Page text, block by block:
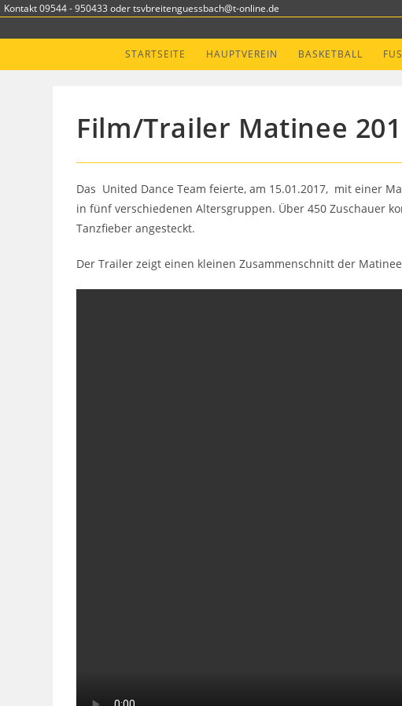
Zum
Kontakt 09544 - 950433 oder tsvbreitenguessbach@t-online.de
STARTSEITE HAUPTVEREIN BASKETBALL
Film/Trailer Matinee
Das United Dance Team feierte, am 15.01.2017, mit einer
in fünf verschiedenen Altersgruppen. Über 450 Zuschauer
Tanzfieber angesteckt.
Der Trailer zeigt einen kleinen Zusammenschnitt der